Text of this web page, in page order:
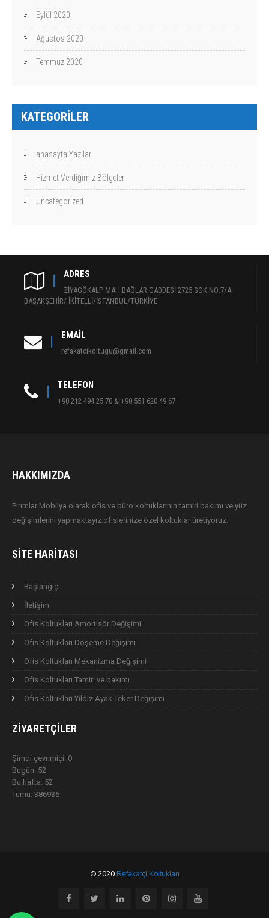
Eylül 2020
Ağustos 2020
Temmuz 2020
KATEGORILER
anasayfa Yazılar
Hizmet Verdiğimiz Bölgeler
Uncategorized
ADRES
ZİYAGÖKALP MAH BAĞLAR CADDESİ 2725 SOK NO:7/A
BAŞAKŞEHİR/ İKİTELLİ/İSTANBUL/TÜRKİYE
EMAIL
refakatcikoltugu@gmail.com
TELEFON
+90 212 494 25 70 & +90 551 620 49 67
HAKKIMIZDA
Pırımlar Mobilya olarak ofis ve büro koltuklarının tamiri bakımı ve yüz
değişimlerini yapmaktayız.ofislerinize özel koltuklar üretiyoruz.
SITE HARITASI
Başlangıç
İletişim
Ofis Koltukları Amortisör Değişimi
Ofis Koltukları Döşeme Değişimi
Ofis Koltukları Mekanizma Değişimi
Ofis Koltukları Tamiri ve bakımı
Ofis Koltukları Yıldız Ayak Teker Değişimi
ZIYARETÇILER
Şimdi çevrimiçi: 0
Bugün: 52
Bu hafta: 52
Tümü: 386936
© 2020 Refakatçi Koltukları